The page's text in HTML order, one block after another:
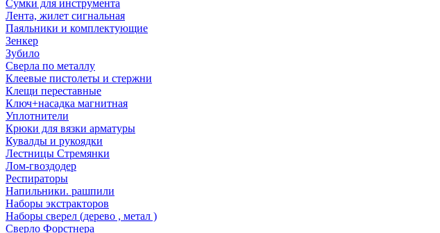
Сумки для инструмента
Лента, жилет сигнальная
Паяльники и комплектующие
Зенкер
Зубило
Сверла по металлу
Клеевые пистолеты и стержни
Клещи переставные
Ключ+насадка магнитная
Уплотнители
Крюки для вязки арматуры
Кувалды и рукоядки
Лестницы Стремянки
Лом-гвоздодер
Респираторы
Напильники. рашпили
Наборы экстракторов
Наборы сверел (дерево , метал )
Сверло Форстнера